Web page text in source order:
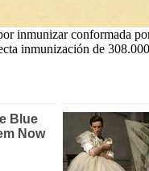
inmunizar conformada
inmunización de